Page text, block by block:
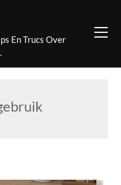
En Trucs Over